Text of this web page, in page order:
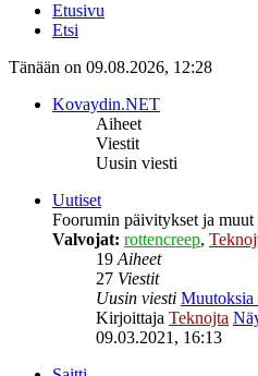
Etusivu
Etsi
Tänään on 09.08.2026, 12:28
Kovaydin.NET
Aiheet
Viestit
Uusin viesti
Uutiset
Foorumin päivitykset ja muut
Valvojat: rottencreep,
19Aiheet
27 Viestit
Uusin viesti
Kirjoittaja Teknojta
09.03.2021, 16:13